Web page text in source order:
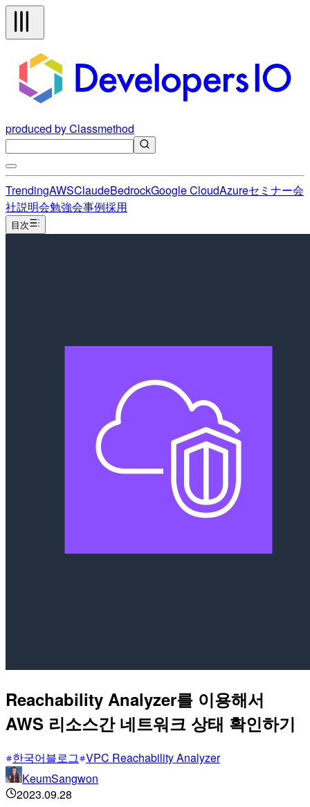
produced by Classmethod
TrendingAWSClaudeBedrockGoogle CloudAzureセミナー会
社説明会勉強会事例採用
目次
Reachability Analyzer를 이용해서
AWS 리소스간 네트워크 상태 확인하기
한국어블로그 VPC Reachability Analyzer
KeumSangwon
2023.09.28